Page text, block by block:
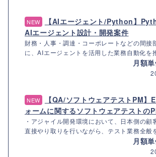
NEW
【AIエージェント/Python】
AIエージェント設計・開発案件
財務・人事・調達・コーポレートなどの間接
に、AIエージェントを活用した業務自動化を
月額
NEW
【QA/ソフトウェアテストPM】
ォームに関するソフトウェアテストの
・アジャイル開発環境において、日本側の顧
直接やり取りを行いながら、テスト業務全般
月額